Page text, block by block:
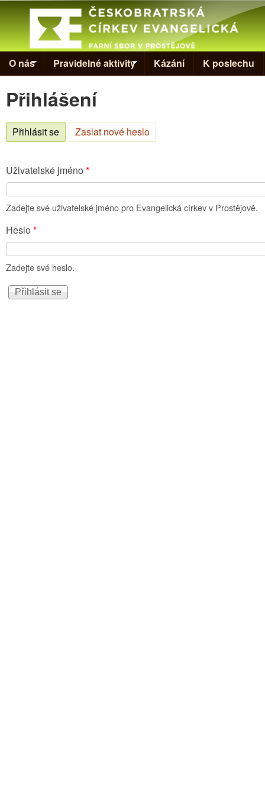
Skip
Evangelická
církev v
Prostějově
O nás Pravidelné aktivity Kázání K poslechu
Přihlášení
Přihlásit se (aktivní záložka)
Zaslat nové heslo
Uživatelské jméno *
Zadejte své uživatelské jméno pro Evangelická církev v Prostějově.
Heslo *
Zadejte své heslo.